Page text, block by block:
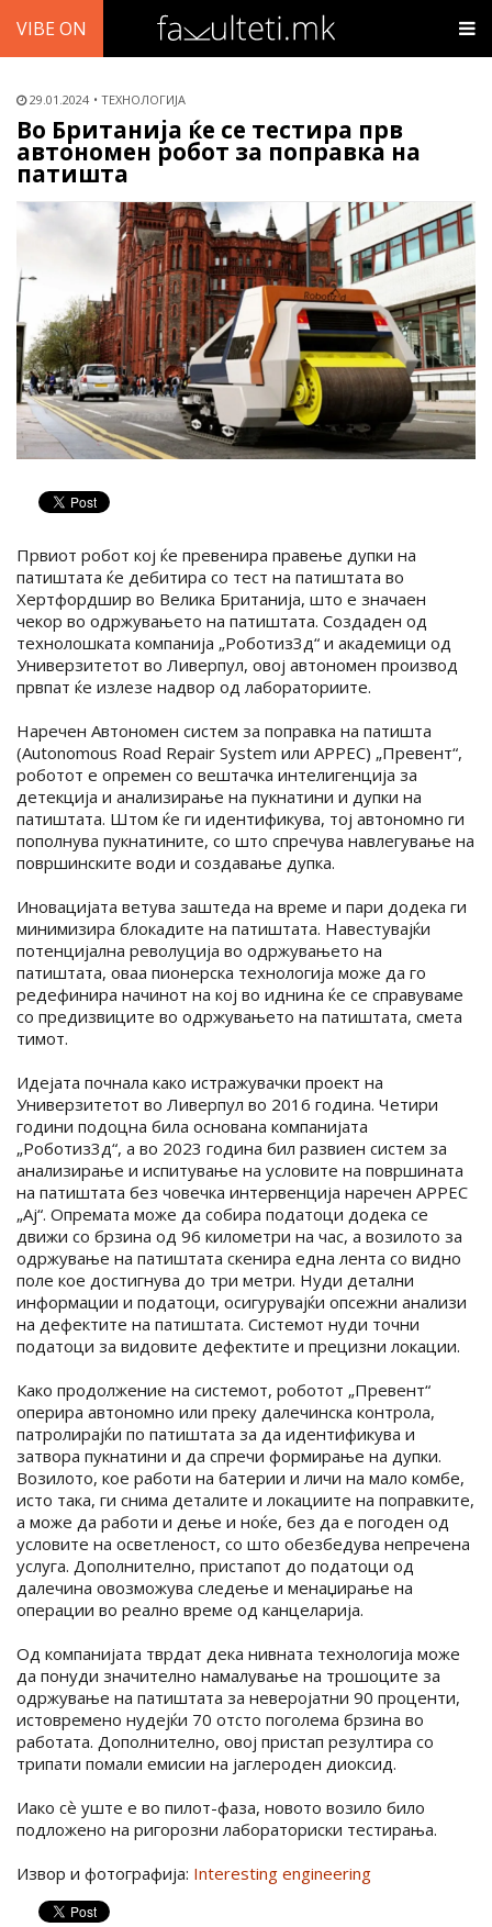
VIBE ON
29.01.2024 ТЕХНОЛОГИЈА
Во Британија ќе се тестира прв
автономен робот за поправка на
патишта
Првиот робот кој ќе превенира правење дупки на
патиштата ќе дебитира со тест на патиштата во
Хертфордшир во Велика Британија, што е значаен
чекор во одржувањето на патиштата. Создаден од
технолошката компанија „Роботиз3д“ и академици од
Универзитетот во Ливерпул, овој автономен производ
првпат ќе излезе надвор од лабораториите.
Наречен Автономен систем за поправка на патишта
(Autonomous Road Repair System или АРРЕС) „Превент“,
роботот е опремен со вештачка интелигенција за
детекција и анализирање на пукнатини и дупки на
патиштата. Штом ќе ги идентификува, тој автономно ги
пополнува пукнатините, со што спречува навлегување на
површинските води и создавање дупка.
Иновацијата ветува заштеда на време и пари додека ги
минимизира блокадите на патиштата. Навестувајќи
потенцијална револуција во одржувањето на
патиштата, оваа пионерска технологија може да го
редефинира начинот на кој во иднина ќе се справуваме
со предизвиците во одржувањето на патиштата, смета
тимот.
Идејата почнала како истражувачки проект на
Универзитетот во Ливерпул во 2016 година. Четири
години подоцна била основана компанијата
„Роботиз3д“, а во 2023 година бил развиен систем за
анализирање и испитување на условите на површината
на патиштата без човечка интервенција наречен АРРЕС
„Ај“. Опремата може да собира податоци додека се
движи со брзина од 96 километри на час, а возилото за
одржување на патиштата скенира една лента со видно
поле кое достигнува до три метри. Нуди детални
информации и податоци, осигурувајќи опсежни анализи
на дефектите на патиштата. Системот нуди точни
податоци за видовите дефектите и прецизни локации.
Како продолжение на системот, роботот „Превент“
оперира автономно или преку далечинска контрола,
патролирајќи по патиштата за да идентификува и
затвора пукнатини и да спречи формирање на дупки.
Возилото, кое работи на батерии и личи на мало комбе,
исто така, ги снима деталите и локациите на поправките,
а може да работи и дење и ноќе, без да е погоден од
условите на осветленост, со што обезбедува непречена
услуга. Дополнително, пристапот до податоци од
далечина овозможува следење и менаџирање на
операции во реално време од канцеларија.
Од компанијата тврдат дека нивната технологија може
да понуди значително намалување на трошоците за
одржување на патиштата за неверојатни 90 проценти,
истовремено нудејќи 70 отсто поголема брзина во
работата. Дополнително, овој пристап резултира со
трипати помали емисии на јаглероден диоксид.
Иако сѐ уште е во пилот-фаза, новото возило било
подложено на ригорозни лабораториски тестирања.
Извор и фотографија: Interesting engineering